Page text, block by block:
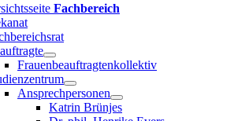
Fachbereich
Frauenbeauftragtenkollektiv
Ansprechpersonen
Katrin Brünjes